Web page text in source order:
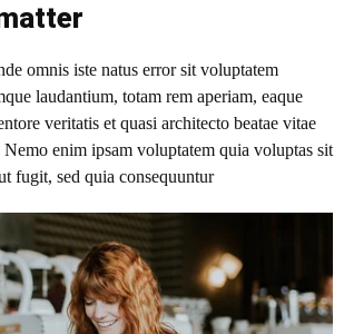
omnis iste natus error sit voluptatem
laudantium, totam rem aperiam, eaque
veritatis et quasi architecto beatae vitae
enim ipsam voluptatem quia voluptas sit
fugit, sed quia consequuntur